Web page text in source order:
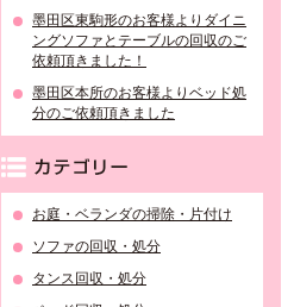
墨田区東駒形のお客様よりダイニ
ングソファとテーブルの回収のご
依頼頂きました！
墨田区本所のお客様よりベッド処
分のご依頼頂きました
お庭・ベランダの掃除・片付け
ソファの回収・処分
タンス回収・処分